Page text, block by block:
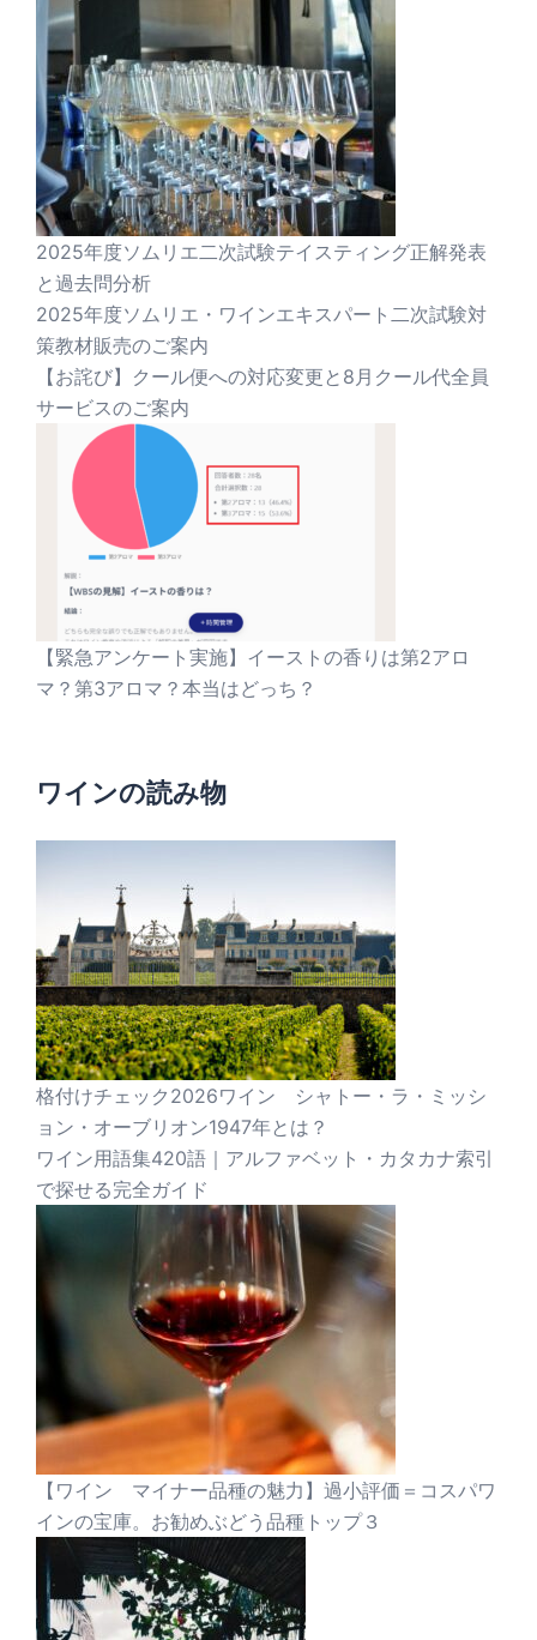
2025年度ソムリエ二次試験テイスティング正解発表
と過去問分析
2025年度ソムリエ・ワインエキスパート二次試験対
策教材販売のご案内
【お詫び】クール便への対応変更と8月クール代全員
サービスのご案内
【緊急アンケート実施】イーストの香りは第2アロ
マ？第3アロマ？本当はどっち？
ワインの読み物
格付けチェック2026ワイン シャトー・ラ・ミッシ
ョン・オーブリオン1947年とは？
ワイン用語集420語｜アルファベット・カタカナ索引
で探せる完全ガイド
【ワイン マイナー品種の魅力】過小評価＝コスパワ
インの宝庫。お勧めぶどう品種トップ３